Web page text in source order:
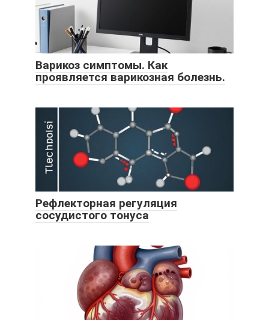
Варикоз симптомы. Как
проявляется варикозная болезнь.
Рефлекторная регуляция
сосудистого тонуса